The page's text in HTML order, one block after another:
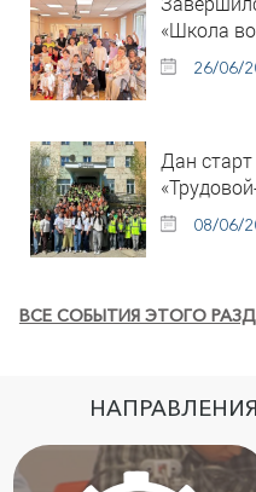
«Школа
26/06/
Дан
08/06/
ВСЕ СОБЫТИЯ ЭТОГО